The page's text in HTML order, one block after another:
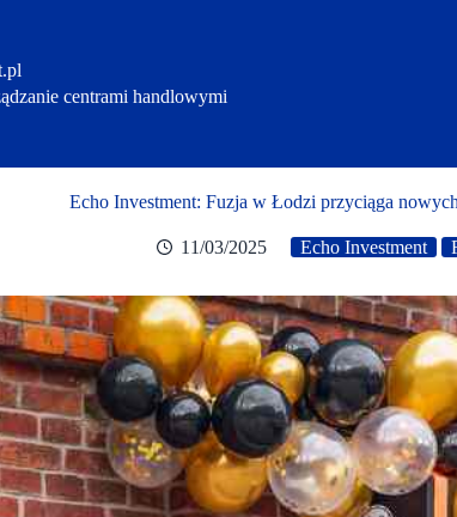
centrami handlowymi
Echo Investment: Fuzja w Łodzi przyciąga
11/03/2025 Echo Investment